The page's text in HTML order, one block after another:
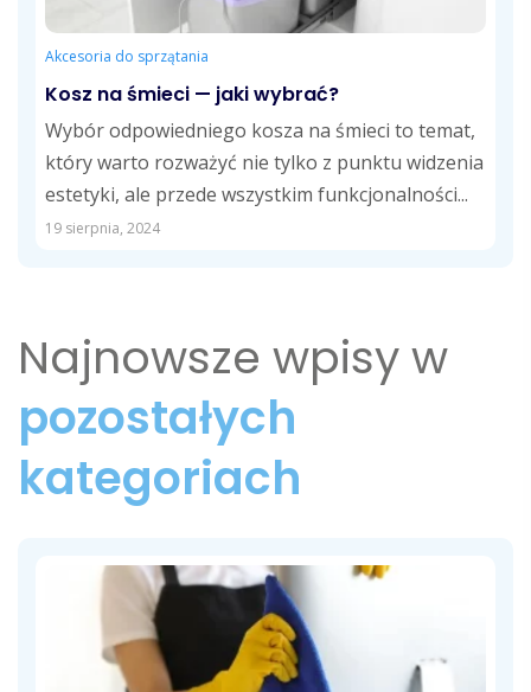
Akcesoria do sprzątania
Kosz na śmieci — jaki wybrać?
Wybór odpowiedniego kosza na śmieci to temat,
który warto rozważyć nie tylko z punktu widzenia
estetyki, ale przede wszystkim funkcjonalności...
19 sierpnia, 2024
Najnowsze wpisy w
pozostałych
kategoriach